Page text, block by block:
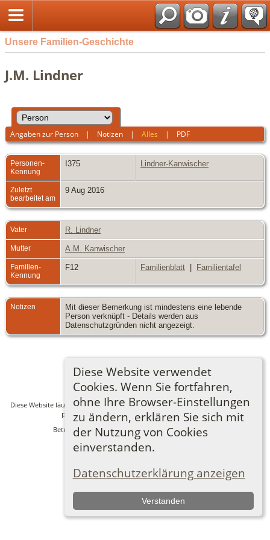
Unsere Familien-Geschichte
Diese Website verwendet
Cookies. Wenn Sie fortfahren,
ohne Ihre Browser-Einstellungen
zu ändern, erklären Sie sich mit
der Nutzung von Cookies
einverstanden.
Datenschutzerklärung anzeigen
Verstanden
J.M. Lindner
Angaben zur Person | Notizen |Alles | PDF
Personen-
Kennung
I375 Lindner-Kanwischer
Zuletzt
bearbeitet am
9 Aug 2016
Vater R. Lindner
Mutter A.M. Kanwischer
Familien-
Kennung
F12 Familienblatt | Familientafel
Notizen
Mit dieser Bemerkung ist mindestens eine lebende
Person verknüpft - Details werden aus
Datenschutzgründen nicht angezeigt.
Zur Desktop-Webseite wechseln
Diese Website läuft mitThe Next Generation of Genealogy Sitebuildingv. 14.0.6,
programmiert von Darrin Lythgoe © 2001-2026.
Betreut von Ronny Lindner. | Datenschutzerklärung